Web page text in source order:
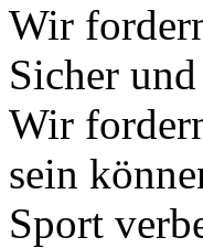
Wir
Sicher
Wir
sein
Sport